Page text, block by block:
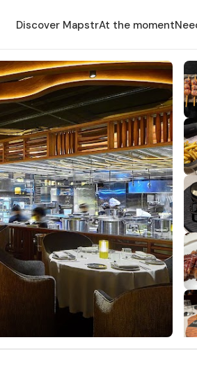
Discover MapstrAt the moment